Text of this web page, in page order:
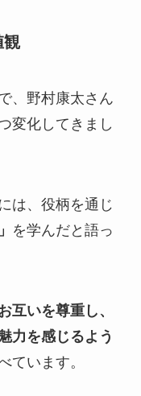
観
、野村康太さん
変化してきまし
は、役柄を通じ
を学んだと語っ
互いを尊重し、
力を感じるよう
ています。